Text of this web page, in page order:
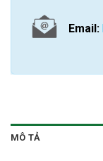
Email:
MÔ TẢ